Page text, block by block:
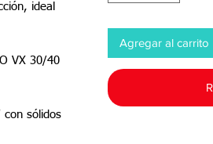
ideal
VX 30/40
con sólidos
Agregar al carrito